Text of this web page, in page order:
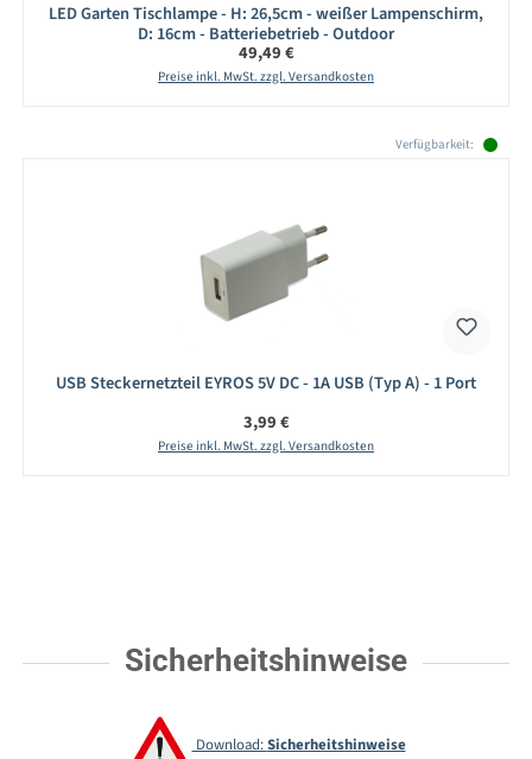
LED Garten Tischlampe - H: 26,5cm - weißer Lampenschirm,
D: 16cm - Batteriebetrieb - Outdoor
Regulärer Preis:
49,49 €
Preise inkl. MwSt. zzgl. Versandkosten
Verfügbarkeit:
USB Steckernetzteil EYROS 5V DC - 1A USB (Typ A) - 1 Port
Regulärer Preis:
3,99 €
Preise inkl. MwSt. zzgl. Versandkosten
Sicherheitshinweise
Download:Sicherheitshinweise